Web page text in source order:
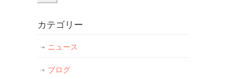
カテゴリー
ニュース
ブログ